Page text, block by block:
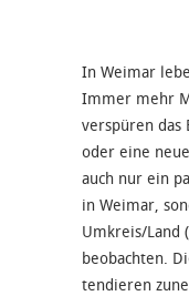
In Weimar
Immer mehr
verspüren das
oder eine
auch nur ein
in Weimar,
Umkreis/Land
beobachten.
tendieren